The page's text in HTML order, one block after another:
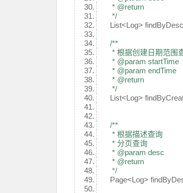
* @return
*/
List<Log>
/**
* 根据创建日期范围
* @param startTime
* @param endTime
* @return
*/
List<Log>
/**
* 根据描述查询
* 分页查询
* @param desc
* @return
*/
Page<Log>